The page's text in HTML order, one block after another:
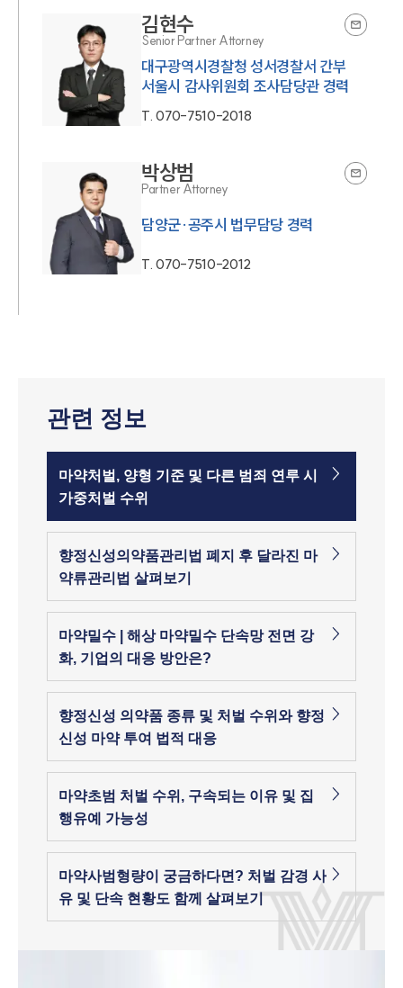
김현수
Senior Partner Attorney
대구광역시경찰청 성서경찰서 간부
서울시 감사위원회 조사담당관 경력
T.070-7510-2018
박상범
Partner Attorney
담양군·공주시 법무담당 경력
T.070-7510-2012
관련 정보
마약처벌, 양형 기준 및 다른 범죄 연루 시
가중처벌 수위
향정신성의약품관리법 폐지 후 달라진 마
약류관리법 살펴보기
마약밀수 | 해상 마약밀수 단속망 전면 강
화, 기업의 대응 방안은?
향정신성 의약품 종류 및 처벌 수위와 향정
신성 마약 투여 법적 대응
마약초범 처벌 수위, 구속되는 이유 및 집
행유예 가능성
마약사범형량이 궁금하다면? 처벌 감경 사
유 및 단속 현황도 함께 살펴보기